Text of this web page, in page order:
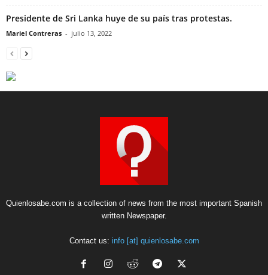
Presidente de Sri Lanka huye de su país tras protestas.
Mariel Contreras - julio 13, 2022
Quienlosabe.com is a collection of news from the most important Spanish
written Newspaper.
Contact us: info [at] quienlosabe.com